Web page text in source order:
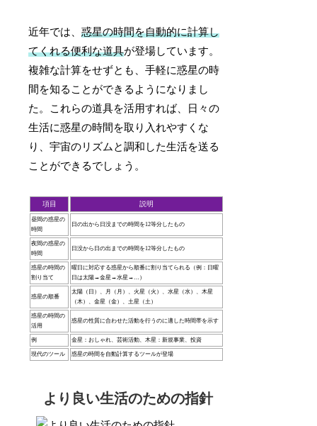
近年では、惑星の時間を自動的に計算し
てくれる便利な道具が登場しています。
複雑な計算をせずとも、手軽に惑星の時
間を知ることができるようになりまし
た。これらの道具を活用すれば、日々の
生活に惑星の時間を取り入れやすくな
り、宇宙のリズムと調和した生活を送る
ことができるでしょう。
項目 説明
昼間の惑星の
時間
日の出から日没までの時間を12等分したもの
夜間の惑星の
時間
日没から日の出までの時間を12等分したもの
惑星の時間の
割り当て
曜日に対応する惑星から順番に割り当てられる（例：日曜
日は太陽→金星→水星→…）
惑星の順番
太陽（日）、月（月）、火星（火）、水星（水）、木星
（木）、金星（金）、土星（土）
惑星の時間の
活用
惑星の性質に合わせた活動を行うのに適した時間帯を示す
例 金星：おしゃれ、芸術活動、木星：新規事業、投資
現代のツール 惑星の時間を自動計算するツールが登場
より良い生活のための指針